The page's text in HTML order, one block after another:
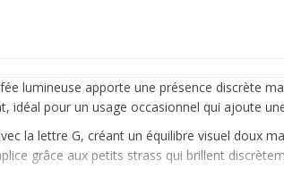
lumineuse apporte une présence discrète
pour un usage occasionnel qui ajoute
la lettre G, créant un équilibre visuel doux
grâce aux petits strass qui brillent